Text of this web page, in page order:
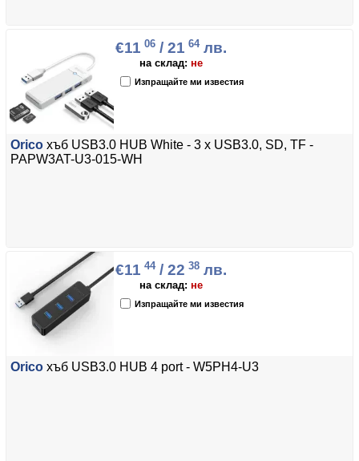
€11 06/ 21 64лв.
на склад: не
Изпращайте ми известия
Orico хъб USB3.0 HUB White - 3 x USB3.0, SD, TF -
PAPW3AT-U3-015-WH
€11 44/ 22 38лв.
на склад: не
Изпращайте ми известия
Orico хъб USB3.0 HUB 4 port - W5PH4-U3